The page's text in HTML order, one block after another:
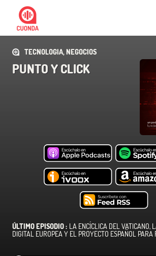
TECNOLOGIA, NEGOCIOS
PUNTO Y CLICK
ÚLTIMO EPISODIO : LA ENCÍCLICA DEL VATICANO,
DIGITAL EUROPEA Y EL PROYECTO ESPAÑOL